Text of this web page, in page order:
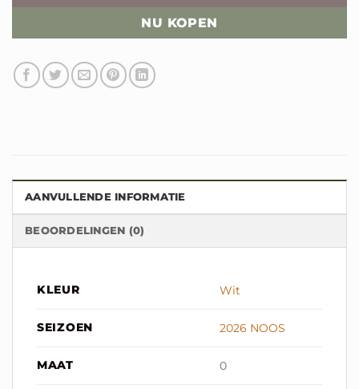
NU KOPEN
AANVULLENDE INFORMATIE
BEOORDELINGEN (0)
KLEUR Wit
SEIZOEN 2026 NOOS
MAAT 0